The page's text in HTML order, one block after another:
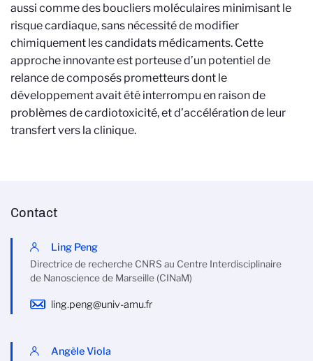
aussi comme des boucliers moléculaires minimisant le
risque cardiaque, sans nécessité de modifier
chimiquement les candidats médicaments. Cette
approche innovante est porteuse d’un potentiel de
relance de composés prometteurs dont le
développement avait été interrompu en raison de
problèmes de cardiotoxicité, et d’accélération de leur
transfert vers la clinique.
Contact
Ling Peng
Directrice de recherche CNRS au Centre Interdisciplinaire
de Nanoscience de Marseille (CINaM)
ling.peng@univ-amu.fr
Angèle Viola